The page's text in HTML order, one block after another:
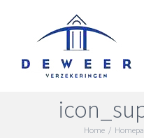
content
Home /